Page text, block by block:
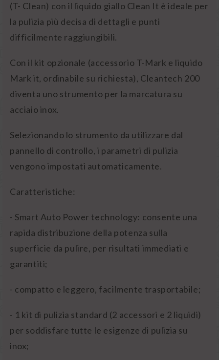
(T- Clean) con il liquido giallo Clean It è ideale per
la pulizia più decisa di dettagli e punti
difficilmente raggiungibili.
Con il kit opzionale (accessorio T-Mark e liquido
Mark it, ordinabile su richiesta), Cleantech 200
diventa uno strumento per la marcatura su
acciaio inox.
Selezionando lo strumento da utilizzare dal
pannello di controllo, i parametri di pulizia
vengono impostati automaticamente.
Caratteristiche:
- Smart Auto Power technology: consente una
rapida distribuzione della potenza sulla
superficie da pulire, per risultati immediati e
garantiti;
- compatto e leggero, facilmente trasportabile;
- 1 kit di pulizia standard (2 accessori e 2 liquidi)
per soddisfare tutte le esigenze di pulizia su
inox;